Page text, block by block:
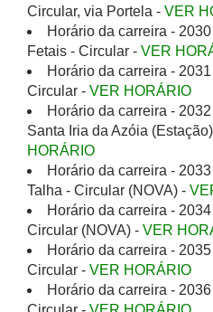
Circular, via Portela - VER
Horário da carreira -
Fetais - Circular - VER
Horário da carreira -
Circular - VER HORÁRIO
Horário da carreira -
Santa Iria da Azóia
HORÁRIO
Horário da carreira -
Talha - Circular (NOVA) -
Horário da carreira -
Circular (NOVA) - VER
Horário da carreira -
Circular - VER HORÁRIO
Horário da carreira -